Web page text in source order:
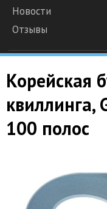
Новости
Отзывы
Корейская
100 полос